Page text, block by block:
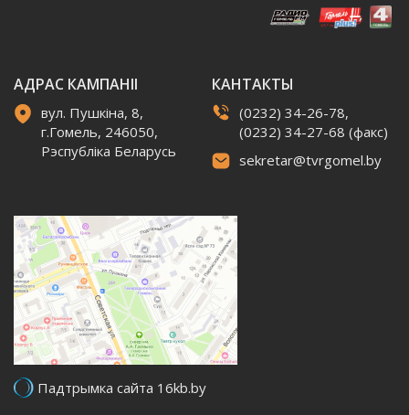
АДРАС КАМПАНІІ
вул. Пушкіна, 8,
г.Гомель, 246050,
Рэспубліка Беларусь
КАНТАКТЫ
(0232) 34-26-78,
(0232) 34-27-68 (факс)
sekretar@tvrgomel.by
Падтрымка сайта 16kb.by